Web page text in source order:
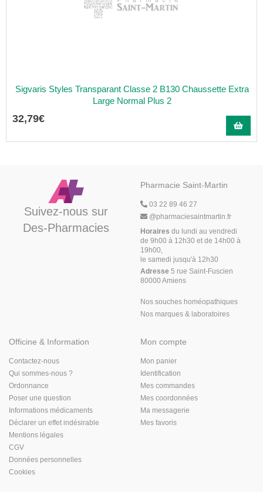
Sigvaris Styles Transparant Classe 2 B130 Chaussette Extra
Large Normal Plus 2
32,79€
Suivez-nous sur
Des-Pharmacies
Pharmacie Saint-Martin
03 22 89 46 27
@pharmaciesaintmartin.fr
Horaires du lundi au vendredi
de 9h00 à 12h30 et de 14h00 à
19h00,
le samedi jusqu'à 12h30
Adresse 5 rue Saint-Fuscien
80000 Amiens
Nos souches homéopathiques
Nos marques & laboratoires
Officine & Information
Contactez-nous
Qui sommes-nous ?
Ordonnance
Poser une question
Informations médicaments
Déclarer un effet indésirable
Mentions légales
CGV
Données personnelles
Cookies
Mon compte
Mon panier
Identification
Mes commandes
Mes coordonnées
Ma messagerie
Mes favoris